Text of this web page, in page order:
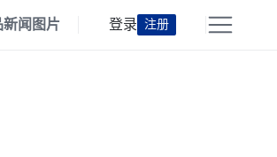
新闻 图片 登录 注册